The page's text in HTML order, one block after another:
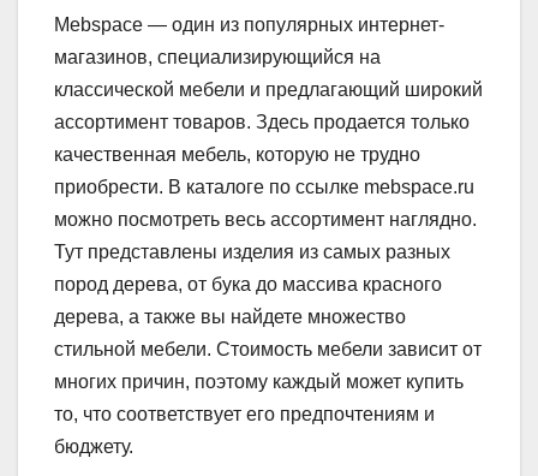
Mebspace — один из популярных интернет-
магазинов, специализирующийся на
классической мебели и предлагающий широкий
ассортимент товаров. Здесь продается только
качественная мебель, которую не трудно
приобрести. В каталоге по ссылке mebspace.ru
можно посмотреть весь ассортимент наглядно.
Тут представлены изделия из самых разных
пород дерева, от бука до массива красного
дерева, а также вы найдете множество
стильной мебели. Стоимость мебели зависит от
многих причин, поэтому каждый может купить
то, что соответствует его предпочтениям и
бюджету.